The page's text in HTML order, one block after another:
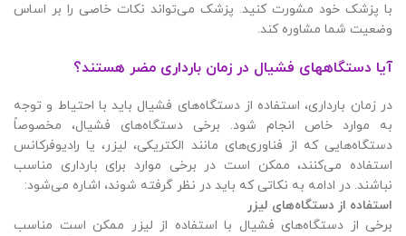
با پزشک خود مشورت کنید. پزشک می‌تواند نکات خاصی را بر اساس
وضعیت شما مشاوره کند.
آیا دستگاههای فشیال در زمان بارداری مضر هستند؟
در زمان بارداری، استفاده از دستگاه‌های فشیال باید با احتیاط و توجه
به موارد خاص انجام شود. برخی دستگاه‌های فشیال، مخصوصاً
دستگاه‌هایی که از فناوری‌های مانند الکتریکی، لیزر، یا رادیوفرکانس
استفاده می‌کنند، ممکن است در برخی موارد برای بارداری مناسب
نباشند. در ادامه به نکاتی که باید در نظر گرفته شوند، اشاره می‌شود:
استفاده از دستگاه‌های لیزر
برخی از دستگاه‌های فشیال با استفاده از لیزر ممکن است مناسب